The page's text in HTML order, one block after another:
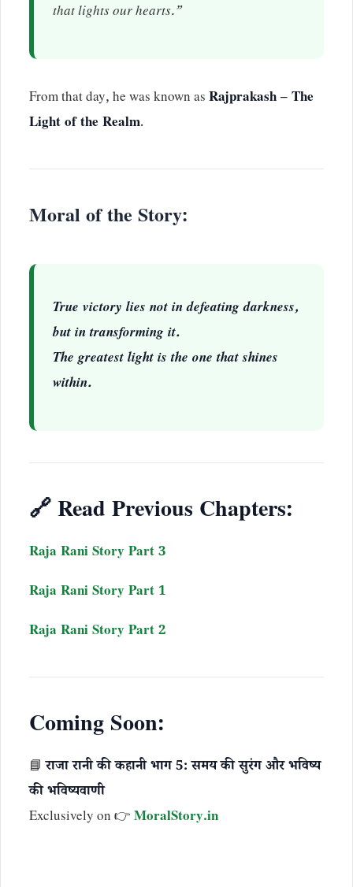
that lights our hearts.”
From that day, he was known asRajprakash – The
Light of the Realm.
Moral of the Story:
True victory lies not in defeating darkness,
but in transforming it.
The greatest light is the one that shines
within.
🔗 Read Previous Chapters:
Raja Rani Story Part 3
Raja Rani Story Part 1
Raja Rani Story Part 2
Coming Soon:
📘राजा रानी की कहानी भाग 5: समय की सुरंग और भविष्य
की भविष्यवाणी
Exclusively on 👉MoralStory.in